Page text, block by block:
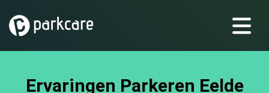
Ervaringen Parkeren Eelde